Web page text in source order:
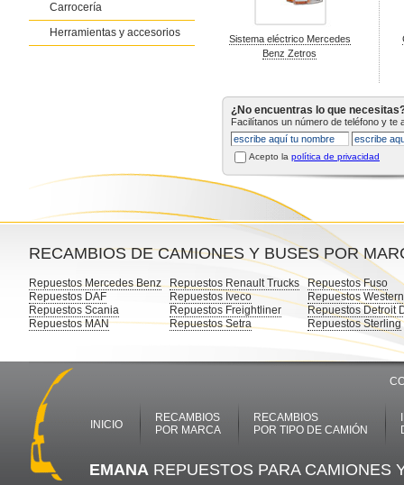
Carrocería
Herramientas y accesorios
Sistema eléctrico Mercedes
Benz Zetros
¿No encuentras lo que
Facilítanos un número de teléfono y te
Acepto la política de privacidad
RECAMBIOS DE CAMIONES Y BUSES POR
Repuestos Mercedes Benz
Repuestos DAF
Repuestos Scania
Repuestos MAN
Repuestos Renault Trucks
Repuestos Iveco
Repuestos Freightliner
Repuestos Setra
Repuestos Fuso
Repuestos
Repuestos Detroit
Repuestos Sterling
INICIO
RECAMBIOS
POR MARCA
RECAMBIOS
POR TIPO DE CAMIÓN
EMANA REPUESTOS PARA CAMIONES